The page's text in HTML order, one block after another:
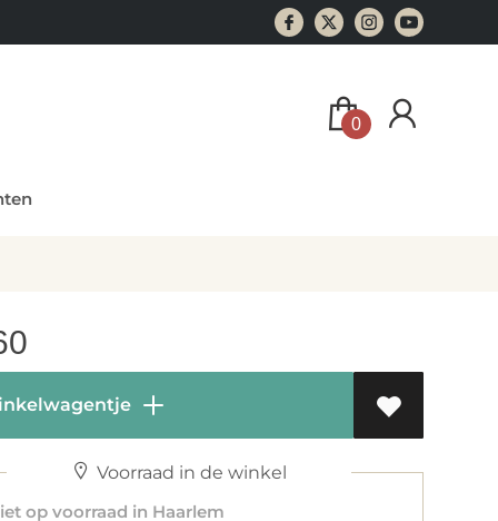
0
Voorraad in de winkel
op voorraad in Haarlem